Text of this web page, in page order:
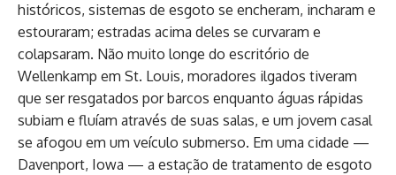
históricos, sistemas de esgoto se encheram, incharam e
estouraram; estradas acima deles se curvaram e
colapsaram. Não muito longe do escritório de
Wellenkamp em St. Louis, moradores ilgados tiveram
que ser resgatados por barcos enquanto águas rápidas
subiam e fluíam através de suas salas, e um jovem casal
se afogou em um veículo submerso. Em uma cidade —
Davenport, Iowa — a estação de tratamento de esgoto